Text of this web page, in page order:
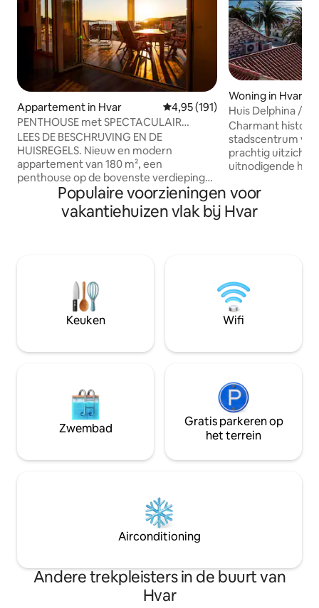
Appartement in Hvar Gemiddelde beoordeling van
4,95 (191)
PENTHOUSE met SPECTACULAIR
UITZICHT OP ZEE
LEES DE BESCHRIJVING EN DE
HUISREGELS. Nieuw en modern
appartement van 180 m², een
penthouse op de bovenste verdieping
van een modern familiehuis met een
groot privédakterras met een
fantastisch uitzicht op de zee en de stad
badkamers en een groot terras met
ligbedden. Eigen parkeerruimte voor
auto's. GESCHIKT VOOR GEZINNEN,
KOPPELS EN GROEPEN OUDERE
geslacht op aanvraag.
Woning in Hvar
Huis Delphina /
Charmant
stadscentrum
prachtig uitzicht
uitnodigende
zorg besteedt
welzijn van de
van zijn dat
comfortabele en
voor diegenen
rustigere
Populaire voorzieningen voor
vakantiehuizen vlak bij Hvar
Keuken Wifi
Zwembad
Gratis parkeren op
het terrein
Airconditioning
Andere trekpleisters in de buurt van
Hvar